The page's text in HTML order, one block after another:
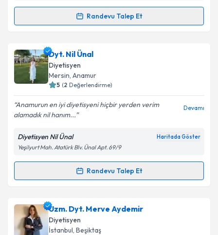
kapsamda işlenmesini kabul ediyorum.
Randevu Talep Et
Randevu Takvimi Talebi
Dyt. Feyza Nur Altun
oluşturun. Size bu uzmandan randevu almanız için bir
takvim hazırlandığında e-posta ile bilgilendireceğiz.
Kişisel verilerimin işlenmesine ilişkin
Aydınlatma
Metni'ni okudum ve kişisel verilerimin belirtilen
kapsamda işlenmesini kabul ediyorum.
Dyt. Nil Ünal
Diyetisyen
Mersin, Anamur
5 (2 Değerlendirme)
Anamurun en iyi diyetisyeni hiçbir yerden verim
alamadık nil hanım...
Devamı
Diyetisyen Nil Ünal Haritada Göster
Yeşilyurt Mah. Atatürk Blv. Ünal Apt. 69/9
Randevu Talep Et
Randevu Takvimi Talebi
Dyt. Nil Ünaliçin randevu takvimi talebi oluşturun.
Size bu uzmandan randevu almanız için bir takvim
hazırlandığında e-posta ile bilgilendireceğiz.
Uzm. Dyt. Merve Aydemir
Diyetisyen
İstanbul, Beşiktaş